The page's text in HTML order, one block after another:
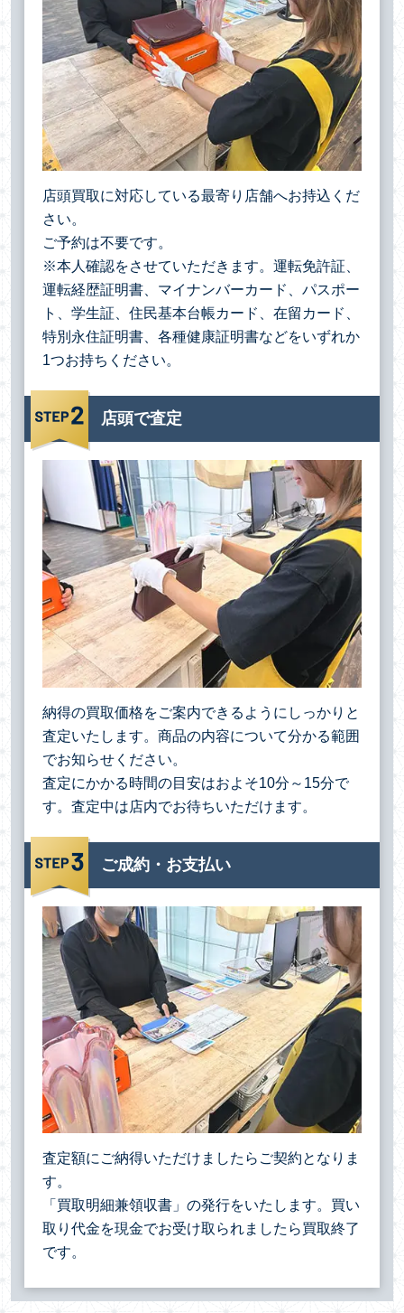
店頭買取に対応している最寄り店舗へお持込くだ
さい。
ご予約は不要です。
※本人確認をさせていただきます。運転免許証、
運転経歴証明書、マイナンバーカード、パスポー
ト、学生証、住民基本台帳カード、在留カード、
特別永住証明書、各種健康証明書などをいずれか
1つお持ちください。
店頭で査定
納得の買取価格をご案内できるようにしっかりと
査定いたします。商品の内容について分かる範囲
でお知らせください。
査定にかかる時間の目安はおよそ10分～15分で
す。査定中は店内でお待ちいただけます。
ご成約・お支払い
査定額にご納得いただけましたらご契約となりま
す。
「買取明細兼領収書」の発行をいたします。買い
取り代金を現金でお受け取られましたら買取終了
です。